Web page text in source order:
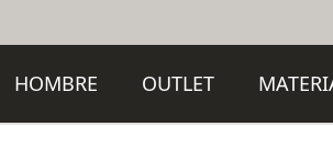
HOMBRE OUTLET